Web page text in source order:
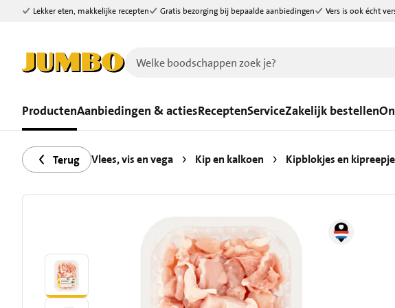
Ga naar zoeken
Ga naar hoofdinhoud
Lekker eten, makkelijke recepten Gratis bezorging bij bepaalde aanbiedingen Vers is ook écht
ProductenAanbiedingen & actiesReceptenServiceZakelijk bestellen
Terug Vlees, vis en vega Kip en kalkoen Kipblokjes en